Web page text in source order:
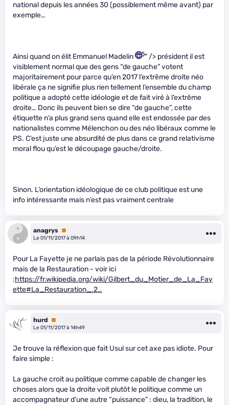
national depuis les années 30 (possiblement même avant) par
exemple…
Ainsi quand on élit Emmanuel Madelin
" /> président il est
visiblement normal que des gens “de gauche” votent
majoritairement pour parce qu’en 2017 l’extrême droite néo
libérale ça ne signifie plus rien tellement l’ensemble du champ
politique a adopté cette idéologie et de fait viré à l’extrême
droite… Donc ils peuvent bien se dire “de gauche”, cette
étiquette n’a plus grand sens quand elle est endossée par des
nationalistes comme Mélenchon ou des néo libéraux comme le
PS. C’est juste une absurdité de plus dans ce grand relativisme
moral flou qu’est le découpage gauche/droite.
Sinon. L’orientation idéologique de ce club politique est une
info intéressante mais n’est pas vraiment centrale
anagrys Premium
Le 01/11/2017 à 09h14
Pour La Fayette je ne parlais pas de la période Révolutionnaire
mais de la Restauration - voir ici
:https://fr.wikipedia.org/wiki/Gilbert_du_Motier_de_La_Fay
ette#La_Restauration_.2…
hurd
Premium
Le 01/11/2017 à 14h49
Je trouve la réflexion que fait Usul sur cet axe pas idiote. Pour
faire simple :
La gauche croit au politique comme capable de changer les
choses alors que la droite voit plutôt le politique comme un
accompagnateur d’une autre “puissance” : dieu, la tradition, le